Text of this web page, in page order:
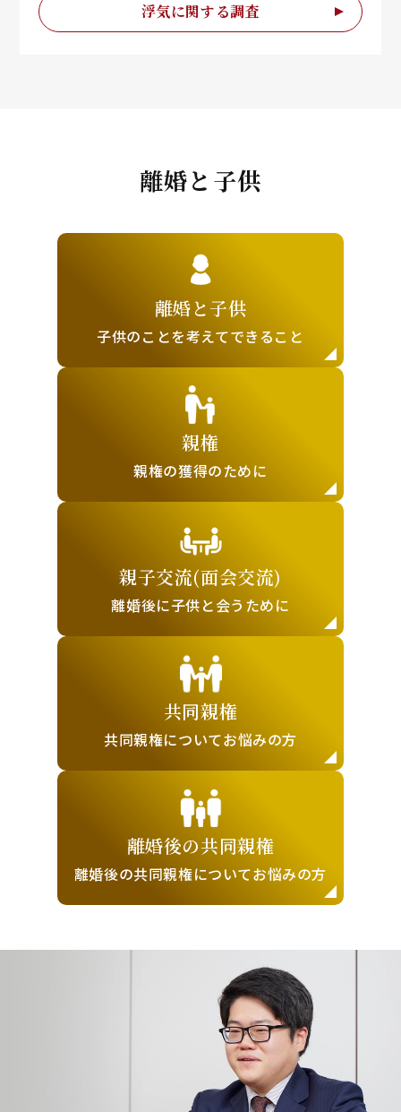
浮気に関する調査
離婚と子供
離婚と子供
子供のことを考えてできること
親権
親権の獲得のために
親子交流(面会交流)
離婚後に子供と会うために
共同親権
共同親権についてお悩みの方
離婚後の共同親権
離婚後の共同親権についてお悩みの方